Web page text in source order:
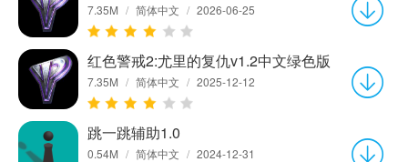
7.35M / 简体中文 / 2026-06-25
红色警戒2:尤里的复仇v1.2中文绿色版
7.35M / 简体中文 / 2025-12-12
跳一跳辅助1.0
0.54M / 简体中文 / 2024-12-31